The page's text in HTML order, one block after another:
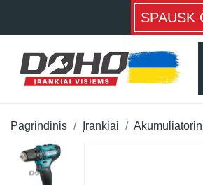
SPAUSK
Pagrindinis Įrankiai